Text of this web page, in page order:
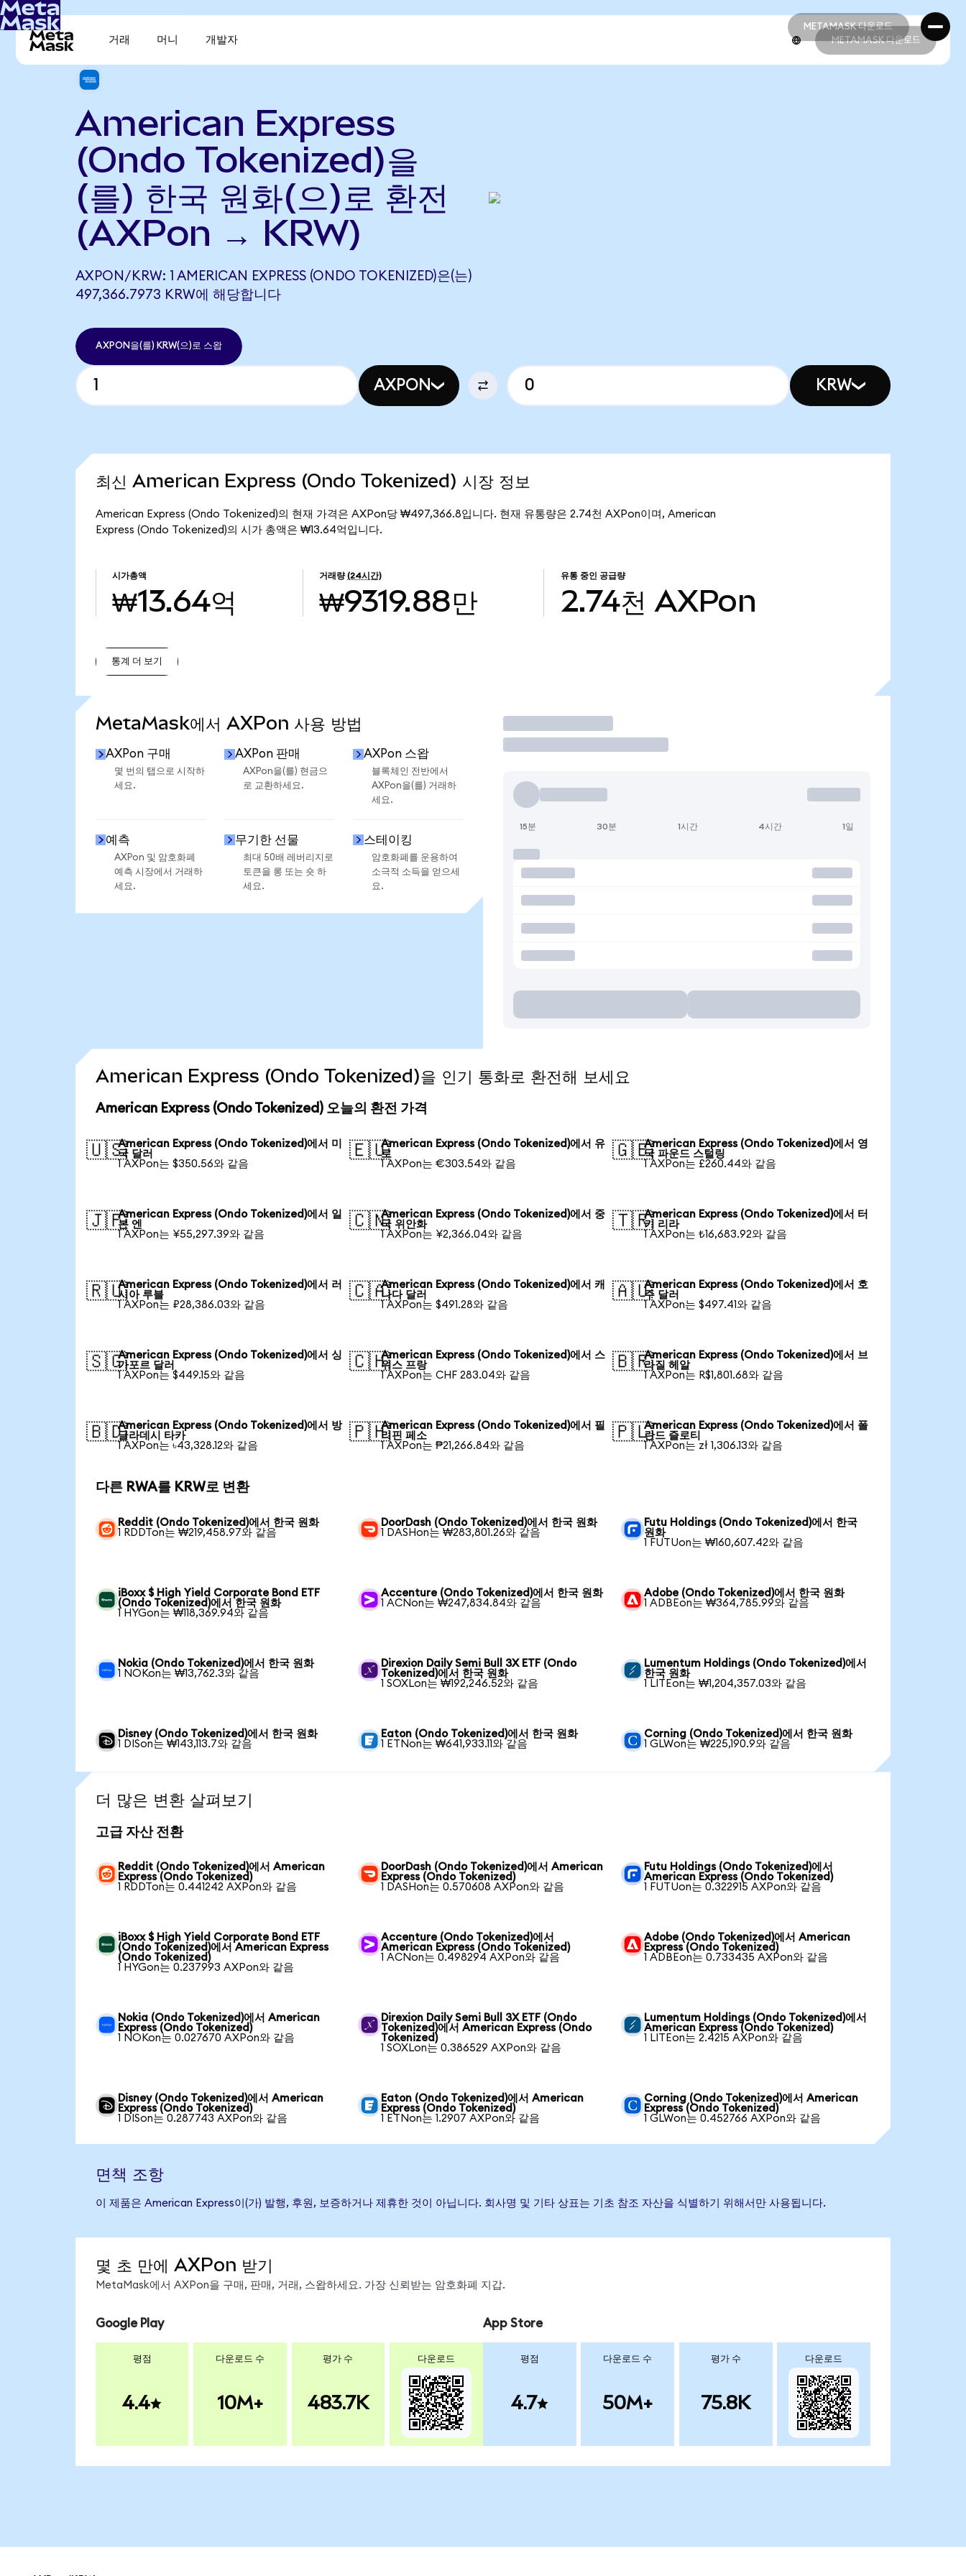
METAMASK 다운로드
METAMASK 다운로드
거래 머니 개발자 METAMASK 다운로드
American Express
(Ondo Tokenized)을
(를) 한국 원화(으)로 환전
(AXPon → KRW)
AXPON/KRW: 1 AMERICAN EXPRESS (ONDO TOKENIZED)은(는)
497,366.7973 KRW에 해당합니다
AXPON을(를) KRW(으)로 스왑
AXPON KRW
최신 American Express (Ondo Tokenized) 시장 정보
American Express (Ondo Tokenized)의 현재 가격은 AXPon당 ₩497,366.8입니다. 현재 유통량은 2.74천 AXPon이며, American
Express (Ondo Tokenized)의 시가 총액은 ₩13.64억입니다.
시가총액
₩13.64억
거래량 (24시간)
₩9319.88만
유통 중인 공급량
2.74천 AXPon
통계 더 보기
MetaMask에서 AXPon 사용 방법
AXPon 구매
몇 번의 탭으로 시작하
세요.
AXPon 판매
AXPon을(를) 현금으
로 교환하세요.
AXPon 스왑
블록체인 전반에서
AXPon을(를) 거래하
세요.
예측
AXPon 및 암호화폐
예측 시장에서 거래하
세요.
무기한 선물
최대 50배 레버리지로
토큰을 롱 또는 숏 하
세요.
스테이킹
암호화폐를 운용하여
소극적 소득을 얻으세
요.
거래
15분 30분 1시간 4시간 1일
American Express (Ondo Tokenized)을 인기 통화로 환전해 보세요
American Express (Ondo Tokenized) 오늘의 환전 가격
🇺🇸American Express (Ondo Tokenized)에서 미
국 달러
1 AXPon는 $350.56와 같음
🇪🇺American Express (Ondo Tokenized)에서 유
로
1 AXPon는 €303.54와 같음
🇬🇧American Express (Ondo Tokenized)에서 영
국 파운드 스털링
1 AXPon는 £260.44와 같음
🇯🇵American Express (Ondo Tokenized)에서 일
본 엔
1 AXPon는 ¥55,297.39와 같음
🇨🇳American Express (Ondo Tokenized)에서 중
국 위안화
1 AXPon는 ¥2,366.04와 같음
🇹🇷American Express (Ondo Tokenized)에서 터
키 리라
1 AXPon는 ₺16,683.92와 같음
🇷🇺American Express (Ondo Tokenized)에서 러
시아 루블
1 AXPon는 ₽28,386.03와 같음
🇨🇦American Express (Ondo Tokenized)에서 캐
나다 달러
1 AXPon는 $491.28와 같음
🇦🇺American Express (Ondo Tokenized)에서 호
주 달러
1 AXPon는 $497.41와 같음
🇸🇬American Express (Ondo Tokenized)에서 싱
가포르 달러
1 AXPon는 $449.15와 같음
🇨🇭American Express (Ondo Tokenized)에서 스
위스 프랑
1 AXPon는 CHF 283.04와 같음
🇧🇷American Express (Ondo Tokenized)에서 브
라질 헤알
1 AXPon는 R$1,801.68와 같음
🇧🇩American Express (Ondo Tokenized)에서 방
글라데시 타카
1 AXPon는 ৳43,328.12와 같음
🇵🇭American Express (Ondo Tokenized)에서 필
리핀 페소
1 AXPon는 ₱21,266.84와 같음
🇵🇱American Express (Ondo Tokenized)에서 폴
란드 즐로티
1 AXPon는 zł 1,306.13와 같음
다른 RWA를 KRW로 변환
Reddit (Ondo Tokenized)에서 한국 원화
1 RDDTon는 ₩219,458.97와 같음
DoorDash (Ondo Tokenized)에서 한국 원화
1 DASHon는 ₩283,801.26와 같음
Futu Holdings (Ondo Tokenized)에서 한국
원화
1 FUTUon는 ₩160,607.42와 같음
iBoxx $ High Yield Corporate Bond ETF
(Ondo Tokenized)에서 한국 원화
1 HYGon는 ₩118,369.94와 같음
Accenture (Ondo Tokenized)에서 한국 원화
1 ACNon는 ₩247,834.84와 같음
Adobe (Ondo Tokenized)에서 한국 원화
1 ADBEon는 ₩364,785.99와 같음
Nokia (Ondo Tokenized)에서 한국 원화
1 NOKon는 ₩13,762.3와 같음
Direxion Daily Semi Bull 3X ETF (Ondo
Tokenized)에서 한국 원화
1 SOXLon는 ₩192,246.52와 같음
Lumentum Holdings (Ondo Tokenized)에서
한국 원화
1 LITEon는 ₩1,204,357.03와 같음
Disney (Ondo Tokenized)에서 한국 원화
1 DISon는 ₩143,113.7와 같음
Eaton (Ondo Tokenized)에서 한국 원화
1 ETNon는 ₩641,933.11와 같음
Corning (Ondo Tokenized)에서 한국 원화
1 GLWon는 ₩225,190.9와 같음
더 많은 변환 살펴보기
고급 자산 전환
Reddit (Ondo Tokenized)에서 American
Express (Ondo Tokenized)
1 RDDTon는 0.441242 AXPon와 같음
DoorDash (Ondo Tokenized)에서 American
Express (Ondo Tokenized)
1 DASHon는 0.570608 AXPon와 같음
Futu Holdings (Ondo Tokenized)에서
American Express (Ondo Tokenized)
1 FUTUon는 0.322915 AXPon와 같음
iBoxx $ High Yield Corporate Bond ETF
(Ondo Tokenized)에서 American Express
(Ondo Tokenized)
1 HYGon는 0.237993 AXPon와 같음
Accenture (Ondo Tokenized)에서
American Express (Ondo Tokenized)
1 ACNon는 0.498294 AXPon와 같음
Adobe (Ondo Tokenized)에서 American
Express (Ondo Tokenized)
1 ADBEon는 0.733435 AXPon와 같음
Nokia (Ondo Tokenized)에서 American
Express (Ondo Tokenized)
1 NOKon는 0.027670 AXPon와 같음
Direxion Daily Semi Bull 3X ETF (Ondo
Tokenized)에서 American Express (Ondo
Tokenized)
1 SOXLon는 0.386529 AXPon와 같음
Lumentum Holdings (Ondo Tokenized)에서
American Express (Ondo Tokenized)
1 LITEon는 2.4215 AXPon와 같음
Disney (Ondo Tokenized)에서 American
Express (Ondo Tokenized)
1 DISon는 0.287743 AXPon와 같음
Eaton (Ondo Tokenized)에서 American
Express (Ondo Tokenized)
1 ETNon는 1.2907 AXPon와 같음
Corning (Ondo Tokenized)에서 American
Express (Ondo Tokenized)
1 GLWon는 0.452766 AXPon와 같음
면책 조항
이 제품은 American Express이(가) 발행, 후원, 보증하거나 제휴한 것이 아닙니다. 회사명 및 기타 상표는 기초 참조 자산을 식별하기 위해서만 사용됩니다.
몇 초 만에 AXPon 받기
MetaMask에서 AXPon을 구매, 판매, 거래, 스왑하세요. 가장 신뢰받는 암호화폐 지갑.
Google Play
평점
4.4
다운로드 수
10M+
평가 수
483.7K
다운로드
App Store
평점
4.7
다운로드 수
50M+
평가 수
75.8K
다운로드